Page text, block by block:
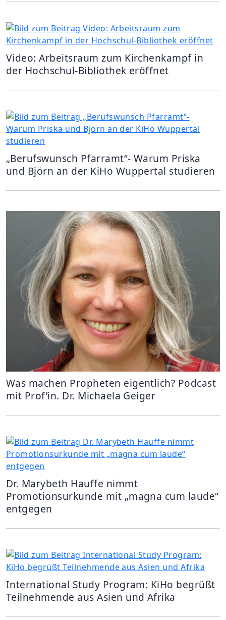
Video: Arbeitsraum zum Kirchenkampf in
der Hochschul-Bibliothek eröffnet
„Berufswunsch Pfarramt“- Warum Priska
und Björn an der KiHo Wuppertal studieren
Was machen Propheten eigentlich? Podcast
mit Prof’in. Dr. Michaela Geiger
Dr. Marybeth Hauffe nimmt
Promotionsurkunde mit „magna cum laude“
entgegen
International Study Program: KiHo begrüßt
Teilnehmende aus Asien und Afrika